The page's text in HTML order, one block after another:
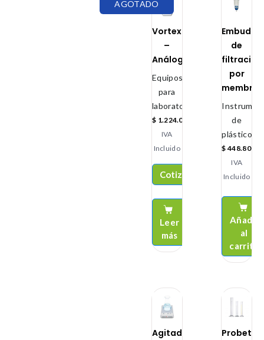
AGOTADO
Vortex
–
Análogo
Equipos
para
laboratorio
$ 1.224.000
IVA
Incluido
Cotizar
Leer
más
Embudo
de
filtración
por
de
plástico
$448.800
IVA
Incluido
Añadir
al
carrito
Agitador
Probetas